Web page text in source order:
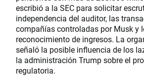
escribió a la SEC para solicitar
independencia del auditor, las
compañías controladas por Musk y
reconocimiento de ingresos. La
señaló la posible influencia de los
la administración Trump sobre el
regulatoria.